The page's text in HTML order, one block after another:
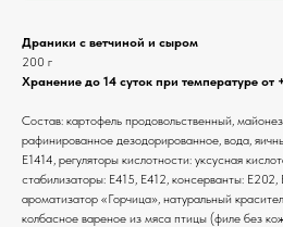
Драники с ветчиной и сыром
200 г
Хранение до 14 суток при температуре от
Состав: картофель продовольственный,
рафинированное дезодорированное, вода,
Е1414, регуляторы кислотности: уксусная
стабилизаторы: Е415, Е412, консерванты: Е202,
ароматизатор «Горчица», натуральный
колбасное вареное из мяса птицы (филе без